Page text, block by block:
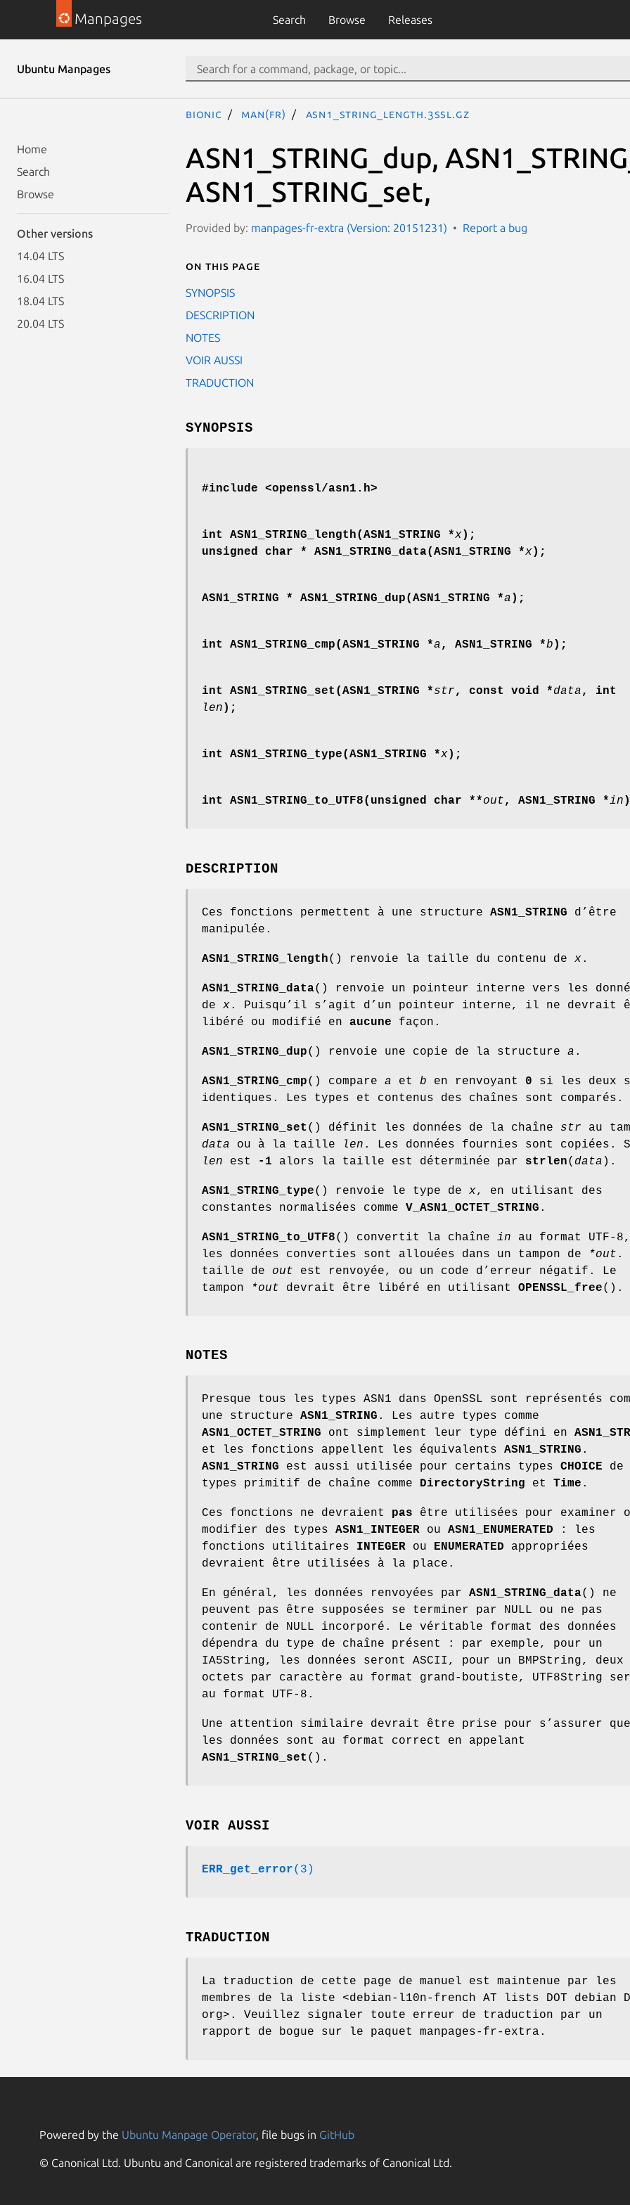
Manpages Search Browse Releases
Ubuntu Manpages
Home
Search
Browse
Other versions
14.04 LTS
16.04 LTS
18.04 LTS
20.04 LTS
bionic man(fr) ASN1_STRING_length.3SSL.gz
ASN1_STRING_dup,
ASN1_STRING_set,
Provided by: manpages-fr-extra (Version: 20151231) Report a bug
On this page
SYNOPSIS
DESCRIPTION
NOTES
VOIR AUSSI
TRADUCTION
SYNOPSIS
#include <openssl/asn1.h>
int ASN1_STRING_length(ASN1_STRING *x);
unsigned char * ASN1_STRING_data(ASN1_STRING *x);
ASN1_STRING * ASN1_STRING_dup(ASN1_STRING *a );
int ASN1_STRING_cmp(ASN1_STRING *a, ASN1_STRING *b );
int ASN1_STRING_set(ASN1_STRING *str, const void *data, int
len );
int ASN1_STRING_type(ASN1_STRING *x);
int ASN1_STRING_to_UTF8(unsigned char **out, ASN1_STRING *in
DESCRIPTION
Ces fonctions permettent à une structure ASN1_STRING d’être
manipulée.
ASN1_STRING_length() renvoie la taille du contenu de x.
ASN1_STRING_data() renvoie un pointeur interne vers les
de x. Puisqu’il s’agit d’un pointeur interne, il ne devrait
libéré ou modifié en aucune façon.
ASN1_STRING_dup() renvoie une copie de la structure a .
ASN1_STRING_cmp() compare a et b en renvoyant 0 si les deux
identiques. Les types et contenus des chaînes sont comparés.
ASN1_STRING_set () définit les données de la chaîne str au
data ou à la taille len . Les données fournies sont copiées.
len est -1 alors la taille est déterminée par strlen( data ).
ASN1_STRING_type() renvoie le type de x, en utilisant des
constantes normalisées comme V_ASN1_OCTET_STRING .
ASN1_STRING_to_UTF8() convertit la chaîne in au format UTF-8,
les données converties sont allouées dans un tampon de
*out .
taille de out est renvoyée, ou un code d’erreur négatif. Le
tampon
*out devrait être libéré en utilisant OPENSSL_free().
NOTES
Presque tous les types ASN1 dans OpenSSL sont représentés
une structure ASN1_STRING . Les autre types comme
ASN1_OCTET_STRING ont simplement leur type défini en
et les fonctions appellent les équivalents ASN1_STRING .
ASN1_STRING est aussi utilisée pour certains types CHOICE de
types primitif de chaîne comme DirectoryString et Time .
Ces fonctions ne devraient pas être utilisées pour examiner
modifier des types ASN1_INTEGER ou ASN1_ENUMERATED : les
fonctions utilitaires INTEGER ou ENUMERATED appropriées
devraient être utilisées à la place.
En général, les données renvoyées par ASN1_STRING_data() ne
peuvent pas être supposées se terminer par NULL ou ne pas
contenir de NULL incorporé. Le véritable format des données
dépendra du type de chaîne présent : par exemple, pour un
IA5String, les données seront ASCII, pour un BMPString, deux
octets par caractère au format grand-boutiste, UTF8String
au format UTF-8.
Une attention similaire devrait être prise pour s’assurer que
les données sont au format correct en appelant
ASN1_STRING_set ().
VOIR AUSSI
ERR_get_error(3)
TRADUCTION
La traduction de cette page de manuel est maintenue par les
membres de la liste <debian-l10n-french AT lists DOT debian
org>. Veuillez signaler toute erreur de traduction par un
rapport de bogue sur le paquet manpages-fr-extra.
Powered by the Ubuntu Manpage Operator, file bugs in GitHub
© Canonical Ltd. Ubuntu and Canonical are registered trademarks of Canonical Ltd.